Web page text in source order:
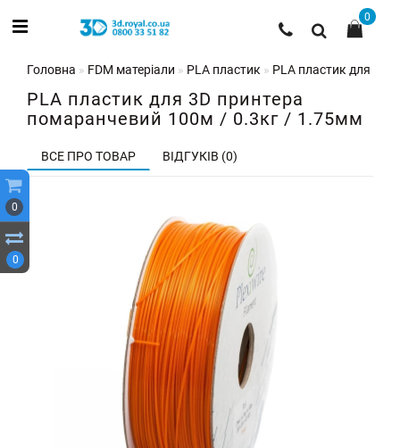
0
0
0
Головна FDM матеріали PLA пластик PLA пластик для 3D
PLA пластик для 3D принтера
помаранчевий 100м / 0.3кг / 1.75мм
ВСЕ ПРО ТОВАР ВІДГУКІВ (0)